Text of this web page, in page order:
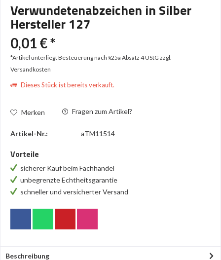
Verwundetenabzeichen in Silber
Hersteller 127
0,01 € *
*Artikel unterliegt Besteuerung nach §25a Absatz 4 UStG zzgl.
Versandkosten
Dieses Stück ist bereits verkauft.
Merken Fragen zum Artikel?
Artikel-Nr.: aTM11514
Vorteile
sicherer Kauf beim Fachhandel
unbegrenzte Echtheitsgarantie
schneller und versicherter Versand
Beschreibung